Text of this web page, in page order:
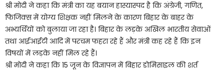
श्री मोदी ने कहा कि मंत्री का यह बयान हास्यास्पद है कि अंग्रेजी, गणित,
फिजिक्स में योग्य शिक्षक नहीं मिलने के कारण बिहार के बाहर के
अभ्यर्थियों को बुलाया जा रहा है। बिहार के लड़के अखिल भारतीय सेवाओं
तथा आईआईटी आदि में परचम फहरा रहे हैं और मंत्री कह रहे हैं कि इन
विषयों में लड़के नहीं मिल रहे हैं।
श्री मोदी ने कहा कि 15 जून के विज्ञापन में बिहार डोमिसाइल की शर्त